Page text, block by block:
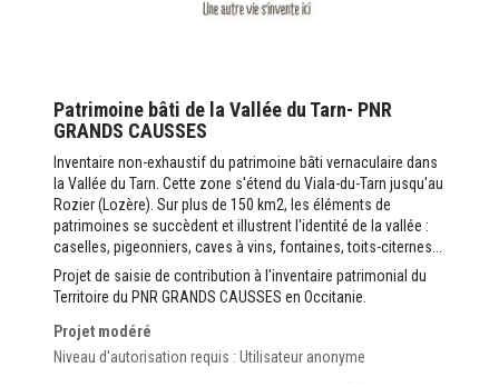
Patrimoine bâti de la Vallée du Tarn- PNR
GRANDS CAUSSES
Inventaire non-exhaustif du patrimoine bâti vernaculaire dans
la Vallée du Tarn. Cette zone s'étend du Viala-du-Tarn jusqu'au
Rozier (Lozère). Sur plus de 150 km2, les éléments de
patrimoines se succèdent et illustrent l'identité de la vallée :
caselles, pigeonniers, caves à vins, fontaines, toits-citernes...
Projet de saisie de contribution à l'inventaire patrimonial du
Territoire du PNR GRANDS CAUSSES en Occitanie.
1990 présentant un intérêt historique, artistique ou
scientifique, qu'ils soient immobiliers, mobiliers ou
Projet modéré
Niveau d'autorisation requis : Utilisateur anonyme